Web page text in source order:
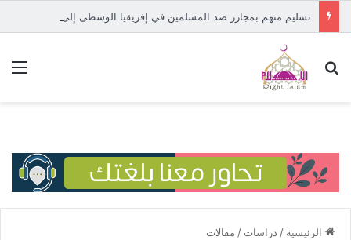
بحث عن
الرئيسية / دراسات / مقالات